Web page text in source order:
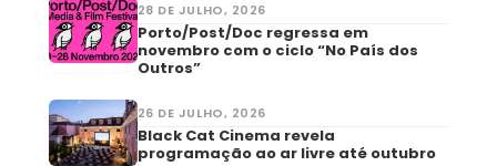
28 DE JULHO, 2026
Porto/Post/Doc regressa em
novembro com o ciclo “No País dos
Outros”
26 DE JULHO, 2026
Black Cat Cinema revela
programação ao ar livre até outubro